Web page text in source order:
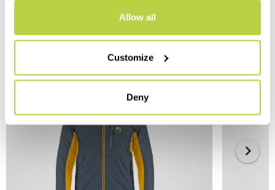
Allow all
Customize
Deny